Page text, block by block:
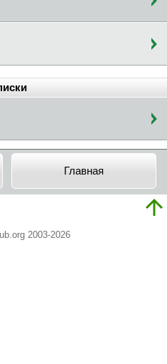
Главная
2003-2026